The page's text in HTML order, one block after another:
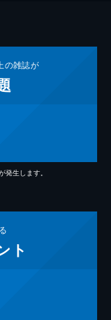
の雑誌が
生します。
ト